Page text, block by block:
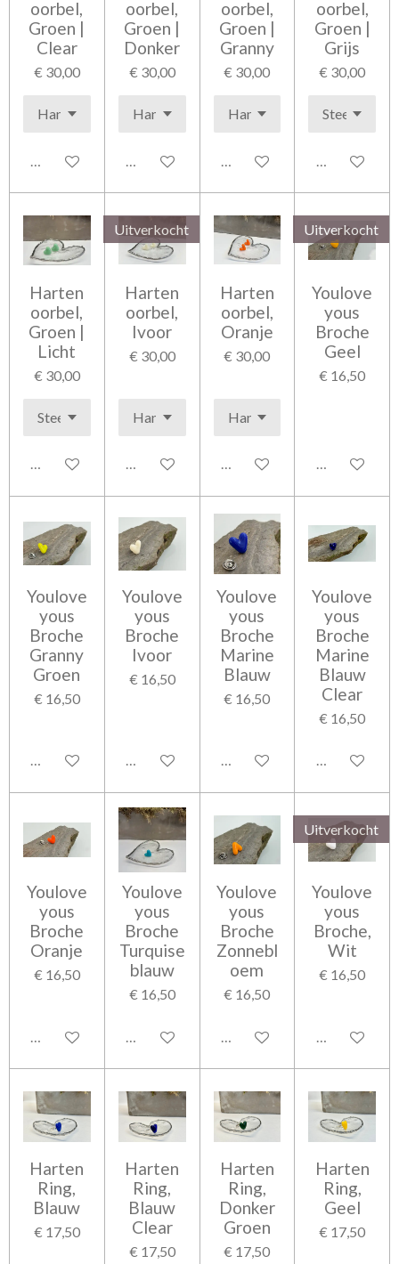
oorbel,
Groen |
Clear
€ 30,00
Bekijk details
oorbel,
Groen |
Donker
€ 30,00
Houd mij op de hoogte
oorbel,
Groen |
Granny
€ 30,00
Bekijk details
oorbel,
Groen |
Grijs
€ 30,00
Bekijk details
Harten
oorbel,
Groen |
Licht
€ 30,00
Bekijk details
Uitverkocht
Harten
oorbel,
Ivoor
€ 30,00
Houd mij op de hoogte
Harten
oorbel,
Oranje
€ 30,00
Bekijk details
Uitverkocht
Youlove
yous
Broche
Geel
€ 16,50
Houd mij op
Youlove
yous
Broche
Granny
Groen
€ 16,50
Bekijk details
Youlove
yous
Broche
Ivoor
€ 16,50
Bekijk details
Youlove
yous
Broche
Marine
Blauw
€ 16,50
Bekijk details
Youlove
yous
Broche
Marine
Blauw
Clear
€ 16,50
Bekijk details
Youlove
yous
Broche
Oranje
€ 16,50
Bekijk details
Youlove
yous
Broche
Turquise
blauw
€ 16,50
Bekijk details
Youlove
yous
Broche
Zonnebl
oem
€ 16,50
Bekijk details
Uitverkocht
Youlove
yous
Broche,
Wit
€ 16,50
Houd mij op
Harten
Ring,
Blauw
€ 17,50
Harten
Ring,
Blauw
Clear
€ 17,50
Harten
Ring,
Donker
Groen
€ 17,50
Harten
Ring,
Geel
€ 17,50